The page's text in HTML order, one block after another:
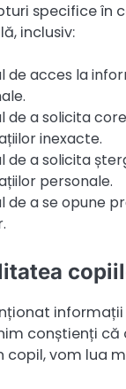
specifice în
inclusiv:
de acces la
de a solicita
inexacte.
de a solicita
personale.
de a se opune
informații
conștienți
copil, vom lua